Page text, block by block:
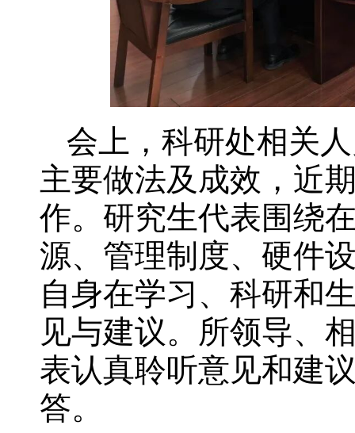
会上，科研处相关
主要做法及成效，近
作。研究生代表围绕
源、管理制度、硬件
自身在学习、科研和
见与建议。所领导、
表认真聆听意见和建
答。